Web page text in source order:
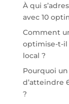
À qui
avec 10
Comment
optimise-t-il
local ?
Pourquoi
d’atteindre
?